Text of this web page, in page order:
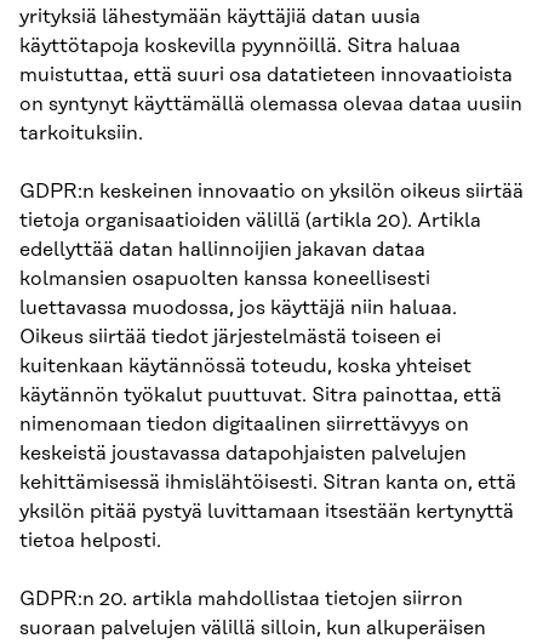
yrityksiä lähestymään käyttäjiä datan uusia
käyttötapoja koskevilla pyynnöillä. Sitra haluaa
muistuttaa, että suuri osa datatieteen innovaatioista
on syntynyt käyttämällä olemassa olevaa dataa uusiin
tarkoituksiin.
GDPR:n keskeinen innovaatio on yksilön oikeus siirtää
tietoja organisaatioiden välillä (artikla 20). Artikla
edellyttää datan hallinnoijien jakavan dataa
kolmansien osapuolten kanssa koneellisesti
luettavassa muodossa, jos käyttäjä niin haluaa.
Oikeus siirtää tiedot järjestelmästä toiseen ei
kuitenkaan käytännössä toteudu, koska yhteiset
käytännön työkalut puuttuvat. Sitra painottaa, että
nimenomaan tiedon digitaalinen siirrettävyys on
keskeistä joustavassa datapohjaisten palvelujen
kehittämisessä ihmislähtöisesti. Sitran kanta on, että
yksilön pitää pystyä luvittamaan itsestään kertynyttä
tietoa helposti.
GDPR:n 20. artikla mahdollistaa tietojen siirron
suoraan palvelujen välillä silloin, kun alkuperäisen